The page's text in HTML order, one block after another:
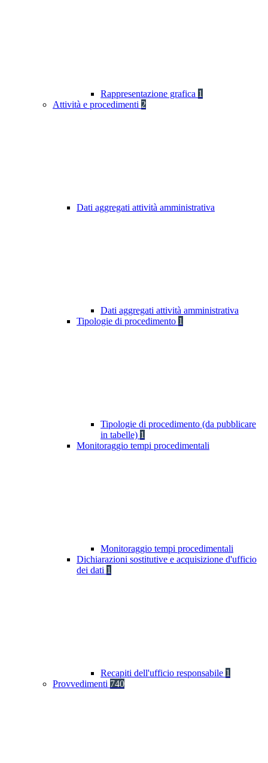
Rappresentazione grafica 1
Attività e procedimenti 2
Dati aggregati attività amministrativa
Dati aggregati attività amministrativa
Tipologie di procedimento 1
Tipologie di procedimento (da pubblicare
in tabelle) 1
Monitoraggio tempi procedimentali
Monitoraggio tempi procedimentali
Dichiarazioni sostitutive e acquisizione d'ufficio
dei dati 1
Recapiti dell'ufficio responsabile 1
Provvedimenti 740